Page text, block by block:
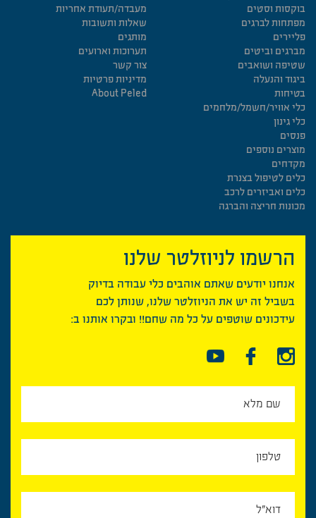
בוקסות וסטים
מפתחות לברגים
פליירים
מברגים וביטים
שטיפה ושואבים
ביגוד והנעלה
בטיחות
כלי אוויר/חשמל/מלחמים
כלי גינון
פנסים
מוצרים נוספים
מקדחים
כלים לטיפול בצנרת
כלים ואביזרים לרכב
מכונות חריצה והברגה
מעבדה/תעודת אחריות
שאלות ותשובות
מותגים
תערוכות וארועים
צור קשר
מדיניות פרטיות
About Peled
הרשמו לניוזלטר שלנו
אנחנו יודעים שאתם אוהבים כלי עבודה בדיוק
בשביל זה יש את הניוזלטר שלנו, שנותן לכם
עידכונים שוטפים על כל מה שחם!! ובקרו אותנו ב: